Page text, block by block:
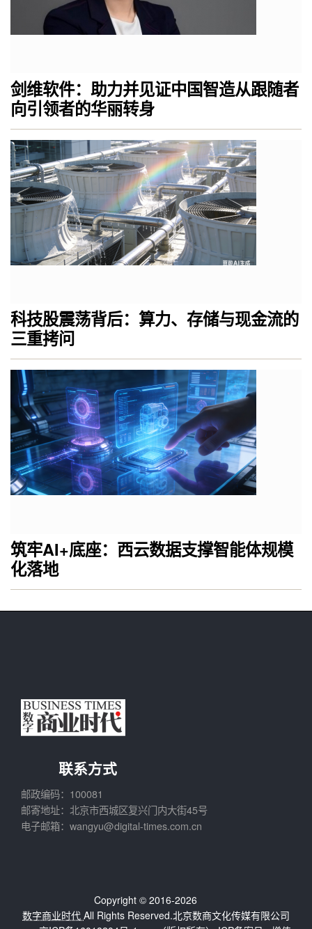
剑维软件：助力并见证中国智造从跟随者
向引领者的华丽转身
科技股震荡背后：算力、存储与现金流的
三重拷问
筑牢AI+底座：西云数据支撑智能体规模
化落地
联系方式
邮政编码：100081
邮寄地址：北京市西城区复兴门内大街45号
电子邮箱：wangyu@digital-times.com.cn
Copyright © 2016-2026
数字商业时代 All Rights Reserved.北京数商文化传媒有限公司